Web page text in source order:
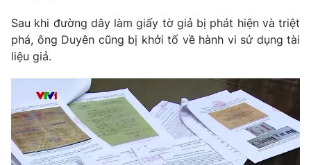
VTV9 VTV8
Liên hệ tòa soạn
THỜI BÁO VTV
Sau khi đường dây làm giấy tờ giả bị phát hiện và triệt
phá, ông Duyên cũng bị khởi tố về hành vi sử dụng tài
liệu giả.